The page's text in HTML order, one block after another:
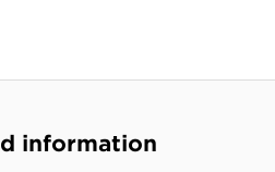
information